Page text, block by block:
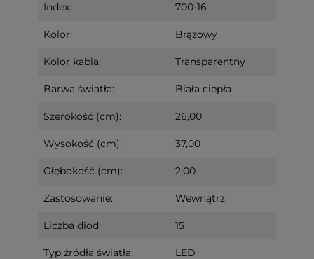
Index: 700-16
Kolor: Brązowy
Kolor kabla: Transparentny
Barwa światła: Biała ciepła
Szerokość (cm): 26,00
Wysokość (cm): 37,00
Głębokość (cm): 2,00
Zastosowanie: Wewnątrz
Liczba diod: 15
Typ źródła światła: LED